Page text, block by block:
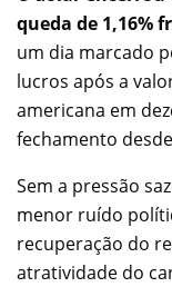
queda de 1,16%
um dia marcado
lucros após a
americana em
fechamento
Sem a pressão
menor ruído
recuperação do
atratividade do